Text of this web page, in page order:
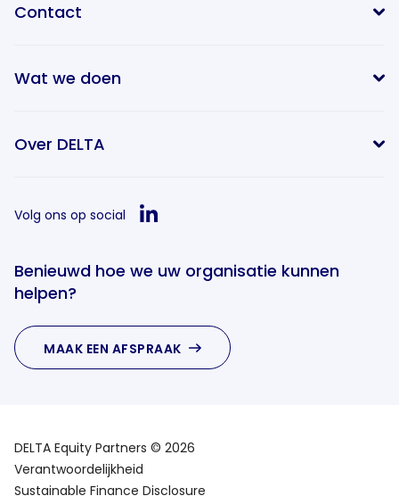
Contact
Wat we doen
Over DELTA
Volg ons op social
Benieuwd hoe we uw organisatie kunnen
helpen?
MAAK EEN AFSPRAAK
DELTA Equity Partners © 2026
Verantwoordelijkheid
Sustainable Finance Disclosure